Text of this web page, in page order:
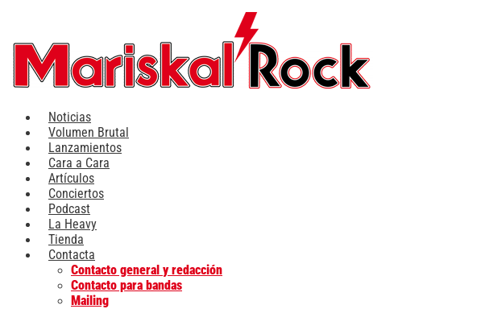
contenido
Noticias
Volumen Brutal
Lanzamientos
Cara a Cara
Artículos
Conciertos
Podcast
La Heavy
Tienda
Contacta
Contacto general y redacción
Contacto para bandas
Mailing